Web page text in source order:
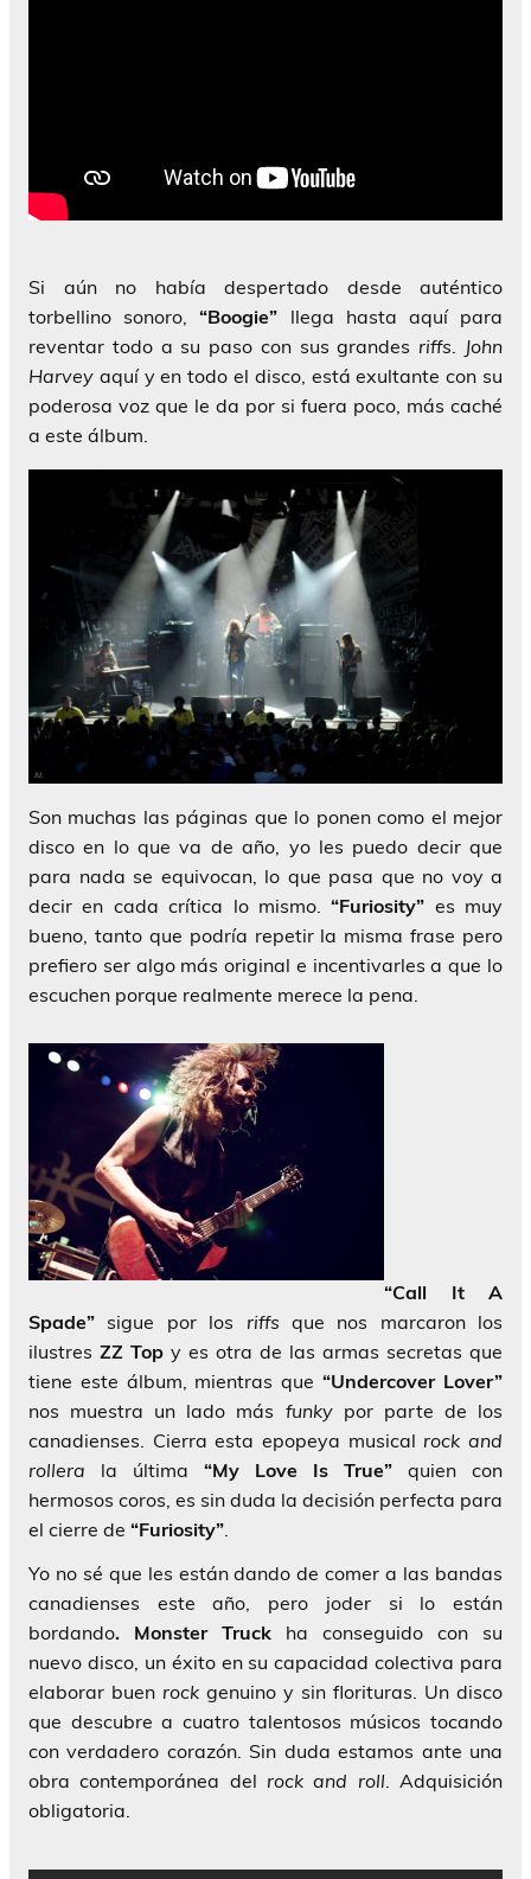
Si aún no había despertado desde auténtico
torbellino sonoro,“Boogie” llega hasta aquí para
reventar todo a su paso con sus grandes riffs. John
Harvey aquí y en todo el disco, está exultante con su
poderosa voz que le da por si fuera poco, más caché
a este álbum.
Son muchas las páginas que lo ponen como el mejor
disco en lo que va de año, yo les puedo decir que
para nada se equivocan, lo que pasa que no voy a
decir en cada crítica lo mismo.“Furiosity” es muy
bueno, tanto que podría repetir la misma frase pero
prefiero ser algo más original e incentivarles a que lo
escuchen porque realmente merece la pena.
“Call It A
Spade” sigue por los riffs que nos marcaron los
ilustres ZZ Top y es otra de las armas secretas que
tiene este álbum, mientras que“Undercover Lover”
nos muestra un lado más funkypor parte de los
canadienses. Cierra esta epopeya musical rock and
rollera la última “My Love Is True” quien con
hermosos coros, es sin duda la decisión perfecta para
el cierre de “Furiosity”.
Yo no sé que les están dando de comer a las bandas
canadienses este año, pero joder si lo están
bordando. Monster Truck ha conseguido con su
nuevo disco, un éxito en su capacidad colectiva para
elaborar buen rock genuino y sin florituras. Un disco
que descubre a cuatro talentosos músicos tocando
con verdadero corazón. Sin duda estamos ante una
obra contemporánea del rock and roll. Adquisición
obligatoria.